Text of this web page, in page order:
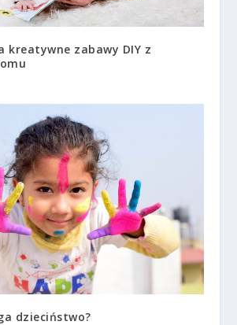
kreatywne zabawy DIY z
dzieciństwo?